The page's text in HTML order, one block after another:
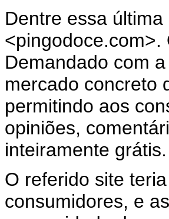
Dentre essa
Demandado com
mercado concreto
permitindo aos
opiniões,
inteiramente grátis.
O referido site
consumidores, e